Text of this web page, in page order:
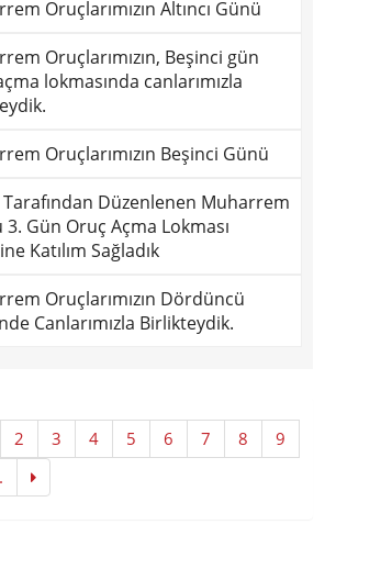
Oruçlarımızın Altıncı Günü
Oruçlarımızın, Beşinci gün
lokmasında canlarımızla
Oruçlarımızın Beşinci Günü
Düzenlenen Muharrem
3. Gün Oruç Açma Lokması
Katılım Sağladık
Oruçlarımızın Dördüncü
Canlarımızla Birlikteydik.
2 3 4 5 6 7 8
9